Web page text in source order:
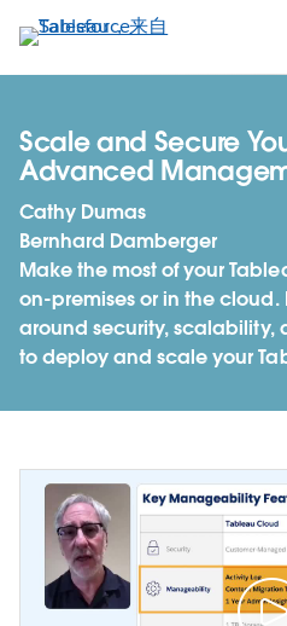
转
到
容
Scale and Secure
Advanced
Cathy Dumas
Bernhard Damberger
Make the most of your
on-premises or in the
around security, scalability,
to deploy and scale your